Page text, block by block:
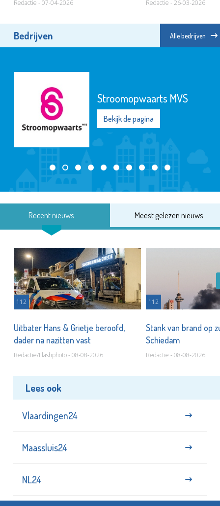
Redactie - 07-04-2026 Redactie - 26-03-2026
Bedrijven Alle bedrijven
Stroomopwaarts MVS
Bekijk de pagina
Recent nieuws Meest gelezen nieuws
112
Uitbater Hans & Grietje beroofd,
dader na nazitten vast
Redactie/Flashphoto - 08-08-2026
112
Stank van brand op
Schiedam
Redactie - 08-08-2026
Lees ook
Vlaardingen24
Maassluis24
NL24